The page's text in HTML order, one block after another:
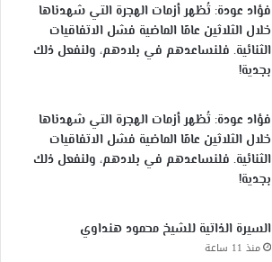
فؤاد عودة: تُظهر أزمات الهجرة التي شهدناها
خلال الثلاثين عامًا الماضية فشل الاتفاقيات
الثنائية. فلنساعدهم في بلادهم، ولنفعل ذلك
بجدية!
فؤاد عودة: تُظهر أزمات الهجرة التي شهدناها
خلال الثلاثين عامًا الماضية فشل الاتفاقيات
الثنائية. فلنساعدهم في بلادهم، ولنفعل ذلك
بجدية!
السيرة الذاتية للشيخ محمود هنداوي
منذ 11 ساعة